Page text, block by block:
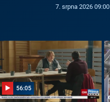
7. srpna 2026 09:00
56:05